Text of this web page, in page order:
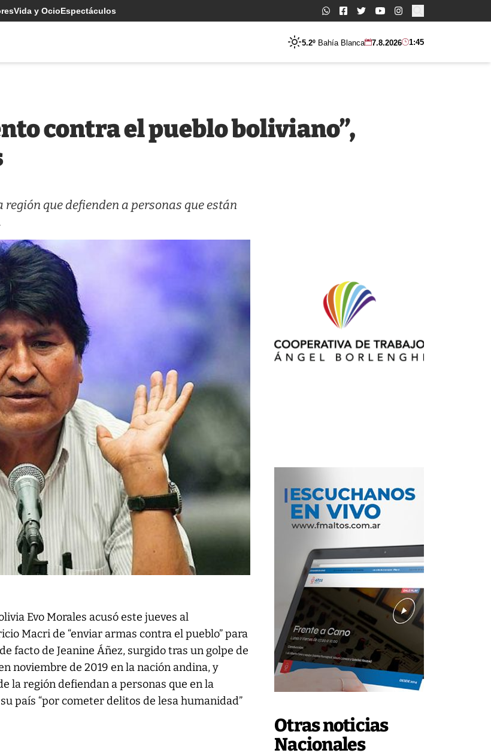
Vida y OcioEspectáculos Buscar:
5.2º Bahía Blanca 7.8.2026 1:45
Otras noticias
Nacionales
contra el pueblo boliviano”,
que defienden a personas que están
Evo Morales acusó este jueves al
Macri de “enviar armas contra el pueblo” para
facto de Jeanine Áñez, surgido tras un golpe de
noviembre de 2019 en la nación andina, y
la región defiendan a personas que en la
país “por cometer delitos de lesa humanidad”